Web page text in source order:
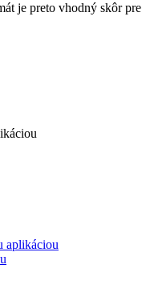
je preto vhodný skôr pre
aplikáciou